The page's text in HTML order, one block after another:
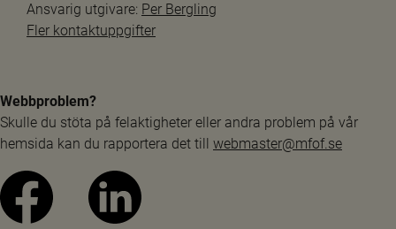
Ansvarig utgivare: Per Bergling
Fler kontaktuppgifter
Webbproblem?
Skulle du stöta på felaktigheter eller andra problem på vår
hemsida kan du rapportera det till webmaster@mfof.se